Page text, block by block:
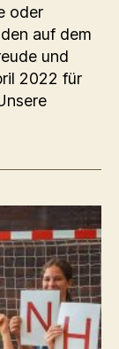
oder
auf dem
und
2022 für